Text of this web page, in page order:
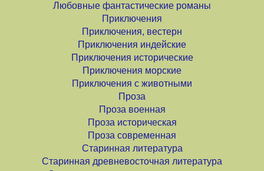
Любовные фантастические романы
Приключения
Приключения, вестерн
Приключения индейские
Приключения исторические
Приключения морские
Приключения с животными
Проза
Проза военная
Проза историческая
Проза современная
Старинная литература
Старинная древневосточная литература